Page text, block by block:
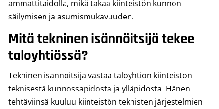
ammattitaidolla, mikä takaa kiinteistön kunnon
säilymisen ja asumismukavuuden.
Mitä tekninen isännöitsijä tekee
taloyhtiössä?
Tekninen isännöitsijä vastaa taloyhtiön kiinteistön
teknisestä kunnossapidosta ja ylläpidosta. Hänen
tehtäviinsä kuuluu kiinteistön teknisten järjestelmien